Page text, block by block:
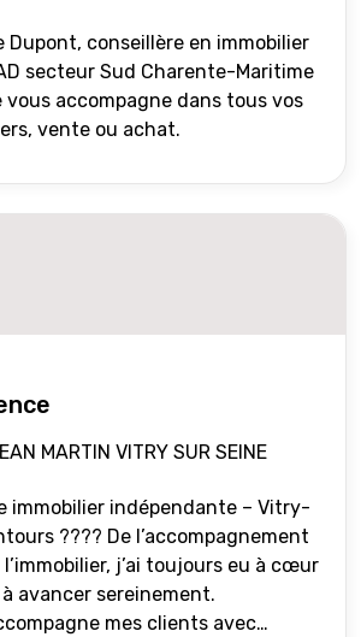
Dupont, conseillère en immobilier
secteur Sud Charente-Maritime
vous accompagne dans tous vos
vente ou achat.
MARTIN VITRY SUR SEINE
immobilier indépendante – Vitry-
j’ai toujours eu à cœur
à avancer sereinement.
mes clients avec